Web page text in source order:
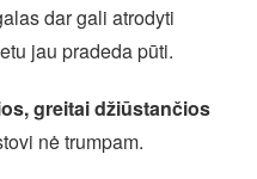
dar gali atrodyti
jau pradeda pūti.
greitai džiūstančios
nė trumpam.